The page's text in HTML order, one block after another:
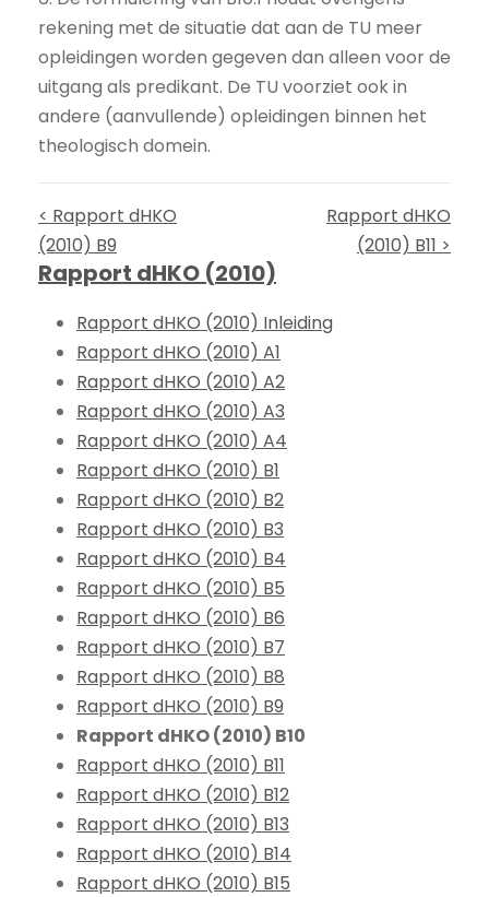
rekening met de situatie dat aan de TU meer
opleidingen worden gegeven dan alleen voor de
uitgang als predikant. De TU voorziet ook in
andere (aanvullende) opleidingen binnen het
theologisch domein.
< Rapport dHKO
(2010) B9
Rapport dHKO
(2010) B11 >
Rapport dHKO (2010)
Rapport dHKO (2010) Inleiding
Rapport dHKO (2010) A1
Rapport dHKO (2010) A2
Rapport dHKO (2010) A3
Rapport dHKO (2010) A4
Rapport dHKO (2010) B1
Rapport dHKO (2010) B2
Rapport dHKO (2010) B3
Rapport dHKO (2010) B4
Rapport dHKO (2010) B5
Rapport dHKO (2010) B6
Rapport dHKO (2010) B7
Rapport dHKO (2010) B8
Rapport dHKO (2010) B9
Rapport dHKO (2010) B10
Rapport dHKO (2010) B11
Rapport dHKO (2010) B12
Rapport dHKO (2010) B13
Rapport dHKO (2010) B14
Rapport dHKO (2010) B15